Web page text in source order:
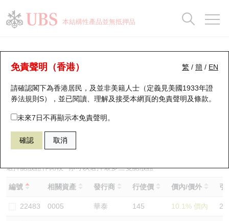
本結構性產品並無抵押品
繁 / 簡 / EN
免責聲明（香港）
請確認閣下為香港居民，及並非美籍人士（定義見美國1933年證
券法規則S），並已閱讀、理解及接受本網頁的免責聲明及條款。
未來7日不再顯示本免責聲明。
確認 取消
認股證分析儀
表現 街貨統計 比較
26524 瑞銀認購 0005 匯豐控股
選擇認股證作比較*你可以選擇最多三隻認股證
編號 相關資產 發行商 行使價 價內/價外 引
22483 0005 華泰 145 10.1% 價內
瑞銀認股證一覽
新發行瑞銀認股證
即將到期認股證
認股證到期結算價查詢
認股證分析儀
認股證速算機
街貨統計
比較
牛熊全景快搜
牛熊證搜尋
牛熊證街貨分佈圖
正股牛熊證列表
新發行瑞銀牛熊證
已收回牛熊證剩餘價值
街貨統計
比較
十大升幅/跌幅
十大認股證成交分佈
十天股證佔大市成交
資金流
街貨統計
三十大平均引伸波幅
正股分析儀
二十大活躍股份
恒指成份股
國指成份股
科指成份股
相關資產沽空
持股比重
顯示所有持股比重
每月輪證大市專題
輪證專欄
講座及教育短片
認股證投資者教育
牛熊證投資者教育
認股證牛熊證常問問題